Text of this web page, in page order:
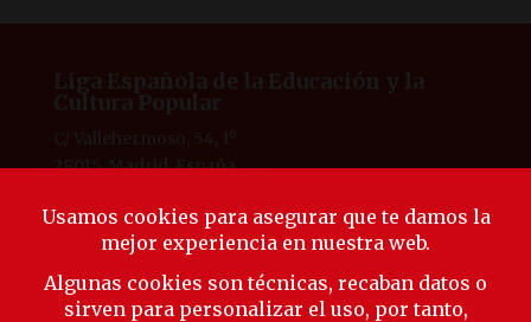
28015, Madrid, España
laliga@ligaeducacion.org
© Liga Educación 2025 |Aviso Legal|Política de
Privacidad|Política de Cookies